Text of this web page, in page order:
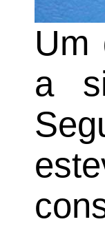
Um
a